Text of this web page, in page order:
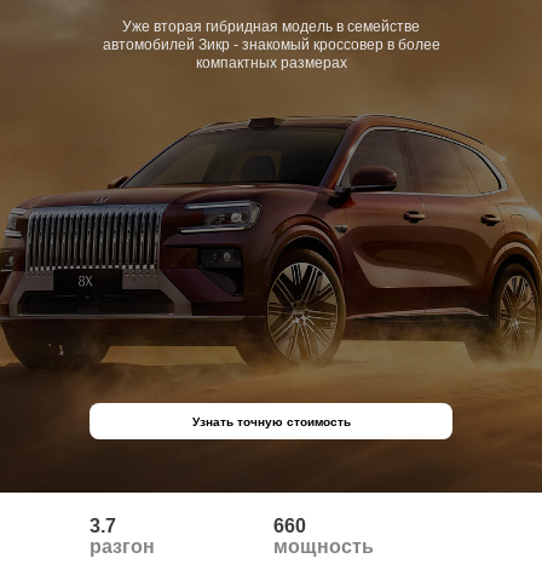
Узнать точную стоимость
3.7
разгон
660
мощность
Уже вторая гибридная модель в семействе
автомобилей Зикр - знакомый кроссовер в более
компактных размерах